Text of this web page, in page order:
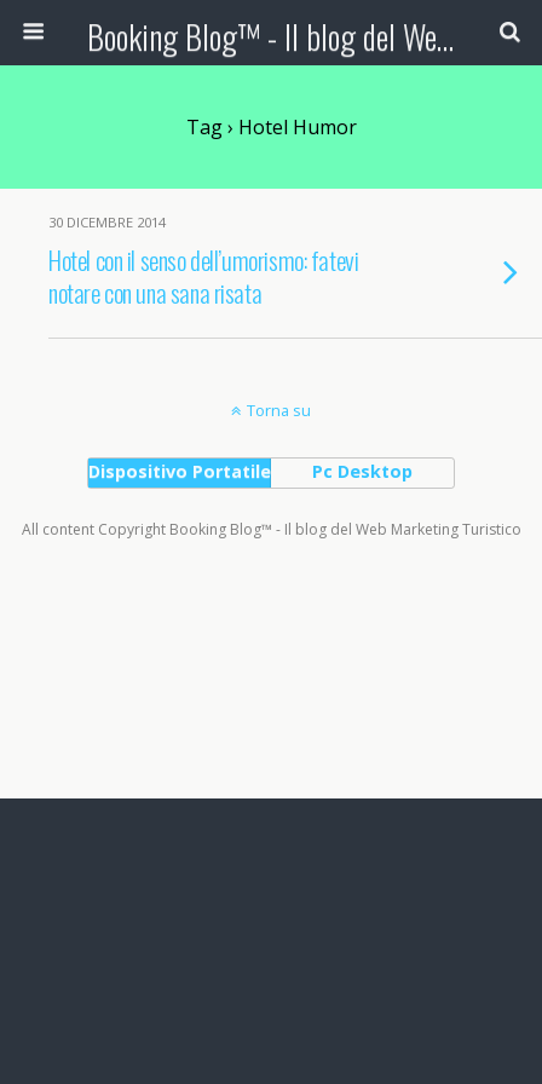
Booking Blog™ - Il blog del Web Marketing Turistico
Tag › Hotel Humor
30 DICEMBRE 2014
Hotel con il senso dell’umorismo: fatevi
notare con una sana risata
Torna su
Dispositivo Portatile Pc Desktop
All content Copyright Booking Blog™ - Il blog del Web Marketing Turistico